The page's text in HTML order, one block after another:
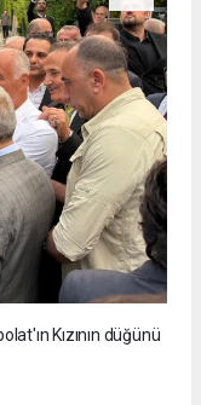
Kızının düğünü